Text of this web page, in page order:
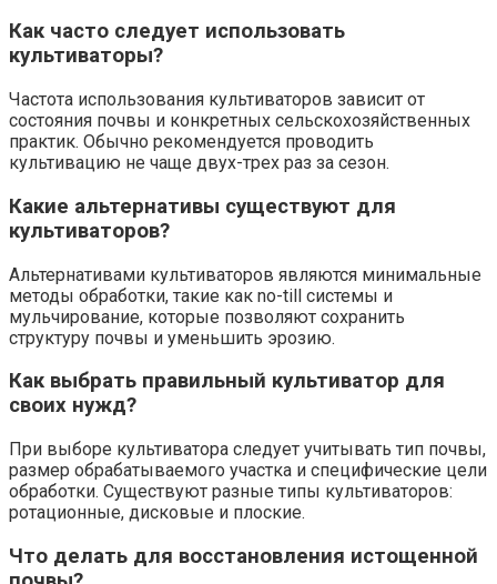
Как часто следует использовать
культиваторы?
Частота использования культиваторов зависит от
состояния почвы и конкретных сельскохозяйственных
практик. Обычно рекомендуется проводить
культивацию не чаще двух-трех раз за сезон.
Какие альтернативы существуют для
культиваторов?
Альтернативами культиваторов являются минимальные
методы обработки, такие как no-till системы и
мульчирование, которые позволяют сохранить
структуру почвы и уменьшить эрозию.
Как выбрать правильный культиватор для
своих нужд?
При выборе культиватора следует учитывать тип почвы,
размер обрабатываемого участка и специфические цели
обработки. Существуют разные типы культиваторов:
ротационные, дисковые и плоские.
Что делать для восстановления истощенной